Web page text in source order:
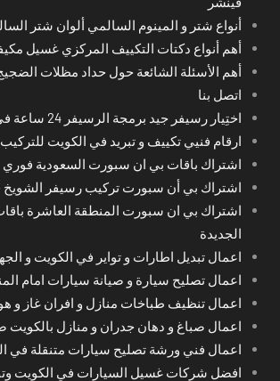
أنواع شتر و المينوم السالمي ألوان شتر
أهم أنواع دكتات التكييف المركزي غسيل
أهم الأسئلة الشائعة حول حداد مظلات
اتصل بنا
اختِيار رسيفر جيد برمجة الرسيفر 24 ساعة في الكويت
ارقام فنيي تكييف و تبريد في الكويت للتركيب
اشتراك باقات بي ان سبورت السعودية فوري
اشتراك بي أن سبورت تركيب رسيفر الشويخ
الجديدة
اعمال تبديل اطارات و تواير في الكويت و
اعمال تصليح سيارة و صيانة سيارات امام
اعمال تنظيف طباخات منازل و افران غاز و
اعمال صباغ و دهان جدران و منازل بالكويت
اعمال فني ورشة تصليح سيارات متنقلة في
افضل شركات غسيل السيارات في الكويت